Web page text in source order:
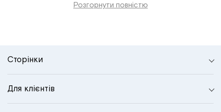
Розгорнути повністю
Сторінки
Для клієнтів